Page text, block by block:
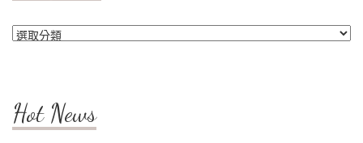
Categories
Hot News